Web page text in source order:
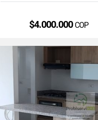
$4.000.000 COP